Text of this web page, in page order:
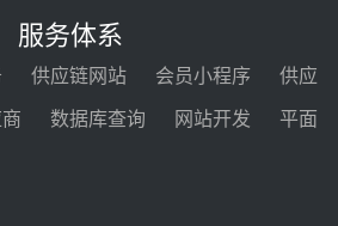
2026-2029年熔盐介质框架协议
中能建华中试研院中标重能新疆
100MW光热项目机组调试及性能
服务体系
供应链网站 会员小程序
供应
数据库查询 网站开发
平面